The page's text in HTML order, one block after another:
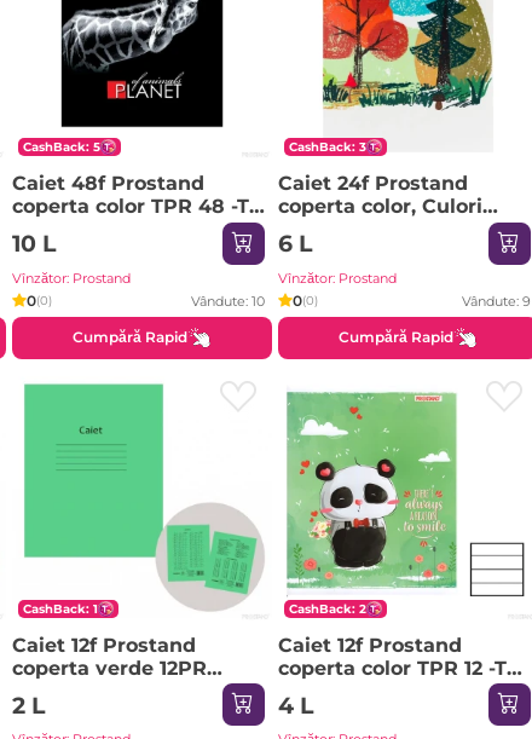
CashBack: 5
Caiet 48f Prostand
coperta color TPR 48 -TC
1/12 05 patratele
10 L
Vînzător: Prostand
0(0) Vândute: 10
Cumpără Rapid
CashBack: 3
Caiet 24f Prostand
coperta color, Culori
Diverse TPR 24 -TC 1/12
01 linie mare
6 L
Vînzător: Prostand
0(0) Vândute: 9
Cumpără Rapid
CashBack: 1
Caiet 12f Prostand
coperta verde 12PR
/25/300 04 linie oblica
2 L
CashBack: 2
Caiet 12f Prostand
coperta color TPR 12 -TC
4 L